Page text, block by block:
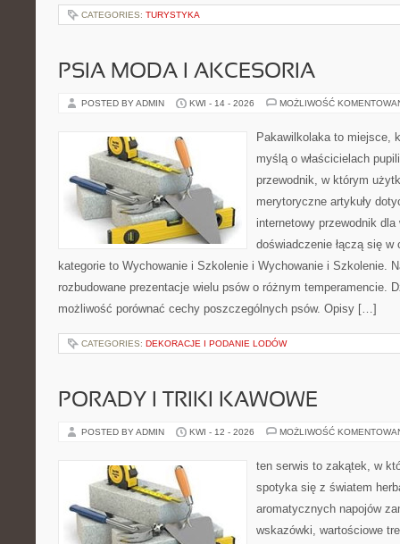
CATEGORIES: TURYSTYKA
PSIA MODA I AKCESORIA
POSTED BY ADMIN KWI - 14 - 2026 MOŻLIWOŚĆ
Pakawilkolaka to miejsce,
myślą o właścicielach
przewodnik, w którym
merytoryczne artykuły
internetowy przewodnik
doświadczenie łączą się
kategorie to Wychowanie i Szkolenie i Wychowanie i Szkolenie.
rozbudowane prezentacje wielu psów o różnym temperamencie.
możliwość porównać cechy poszczególnych psów. Opisy […]
CATEGORIES: DEKORACJE I PODANIE LODÓW
PORADY I TRIKI KAWOWE
POSTED BY ADMIN KWI - 12 - 2026 MOŻLIWOŚĆ
ten serwis to zakątek, w
spotyka się z światem
aromatycznych napojów
wskazówki, wartościowe